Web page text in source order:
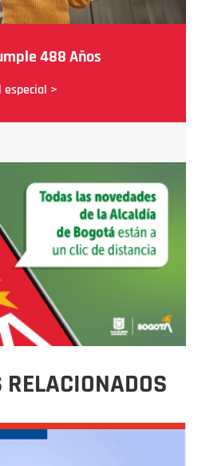
488 Años
especial >
RELACIONADOS